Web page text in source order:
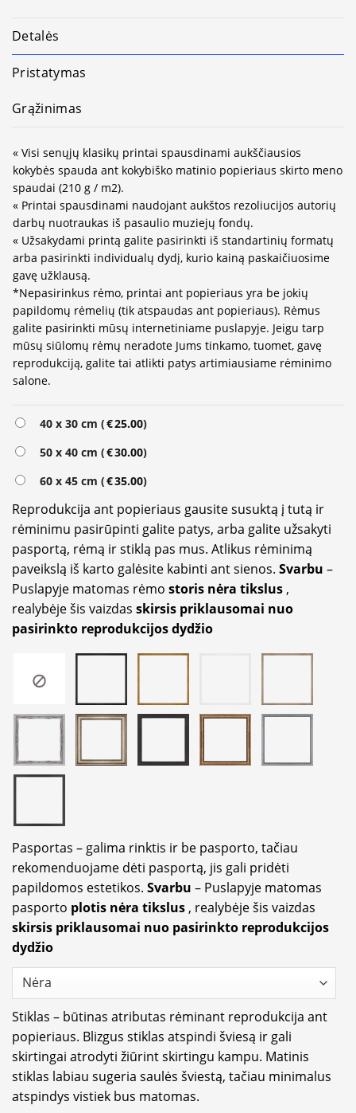
Detalės
Pristatymas
Grąžinimas
« Visi senųjų klasikų printai spausdinami aukščiausios
kokybės spauda ant kokybiško matinio popieriaus skirto meno
spaudai (210 g / m2).
« Printai spausdinami naudojant aukštos rezoliucijos autorių
darbų nuotraukas iš pasaulio muziejų fondų.
« Užsakydami printą galite pasirinkti iš standartinių formatų
arba pasirinkti individualų dydį, kurio kainą paskaičiuosime
gavę užklausą.
*Nepasirinkus rėmo, printai ant popieriaus yra be jokių
papildomų rėmelių (tik atspaudas ant popieriaus). Rėmus
galite pasirinkti mūsų internetiniame puslapyje. Jeigu tarp
mūsų siūlomų rėmų neradote Jums tinkamo, tuomet, gavę
reprodukciją, galite tai atlikti patys artimiausiame rėminimo
salone.
40 x 30 cm (€25.00)
50 x 40 cm (€30.00)
60 x 45 cm (€35.00)
Reprodukcija ant popieriaus gausite susuktą į tutą ir
rėminimu pasirūpinti galite patys, arba galite užsakyti
pasportą, rėmą ir stiklą pas mus. Atlikus rėminimą
paveikslą iš karto galėsite kabinti ant sienos. Svarbu –
Puslapyje matomas rėmo storis nėra tikslus ,
realybėje šis vaizdas skirsis priklausomai nuo
pasirinkto reprodukcijos dydžio
Pasportas – galima rinktis ir be pasporto, tačiau
rekomenduojame dėti pasportą, jis gali pridėti
papildomos estetikos. Svarbu – Puslapyje matomas
pasporto plotis nėra tikslus , realybėje šis vaizdas
skirsis priklausomai nuo pasirinkto reprodukcijos
dydžio
Stiklas – būtinas atributas rėminant reprodukcija ant
popieriaus. Blizgus stiklas atspindi šviesą ir gali
skirtingai atrodyti žiūrint skirtingu kampu. Matinis
stiklas labiau sugeria saulės šviestą, tačiau minimalus
atspindys vistiek bus matomas.
Alternative: